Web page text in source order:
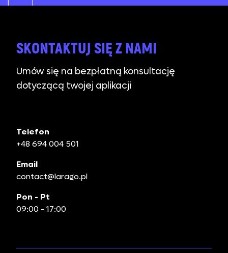
SKONTAKTUJ SIĘ Z NAMI
Umów się na bezpłatną konsultację
dotyczącą twojej aplikacji
Telefon
+48 694 004 501
Email
contact@larago.pl
Pon - Pt
09:00 - 17:00